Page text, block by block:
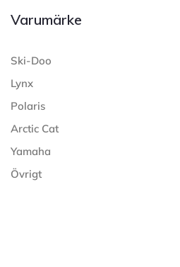
Varumärke
Ski-Doo
Lynx
Polaris
Arctic Cat
Yamaha
Övrigt